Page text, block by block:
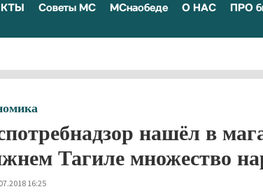
Советы МС МСнаобеде О НАС ПРО
нашёл в
Тагиле множество
16:25